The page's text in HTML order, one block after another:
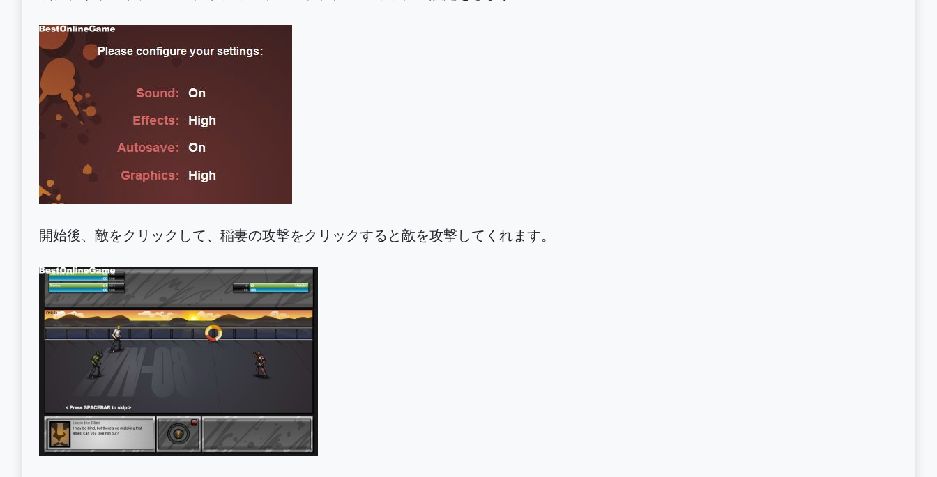
開始後、敵をクリックして、稲妻の攻撃をクリックすると敵を攻撃してくれます。